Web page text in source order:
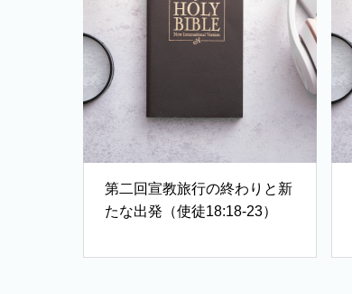
第二回宣教旅行の終わりと新
たな出発（使徒18:18-23）